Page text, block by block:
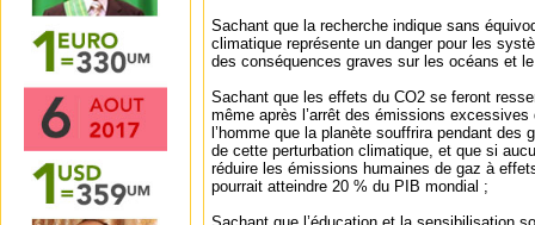
Sachant que la recherche indique sans
climatique représente un danger pour les
des conséquences graves sur les océans et
Sachant que les effets du CO2 se feront
même après l’arrêt des émissions excessives
l’homme que la planète souffrira pendant des
de cette perturbation climatique, et que si
réduire les émissions humaines de gaz à
pourrait atteindre 20 % du PIB mondial ;